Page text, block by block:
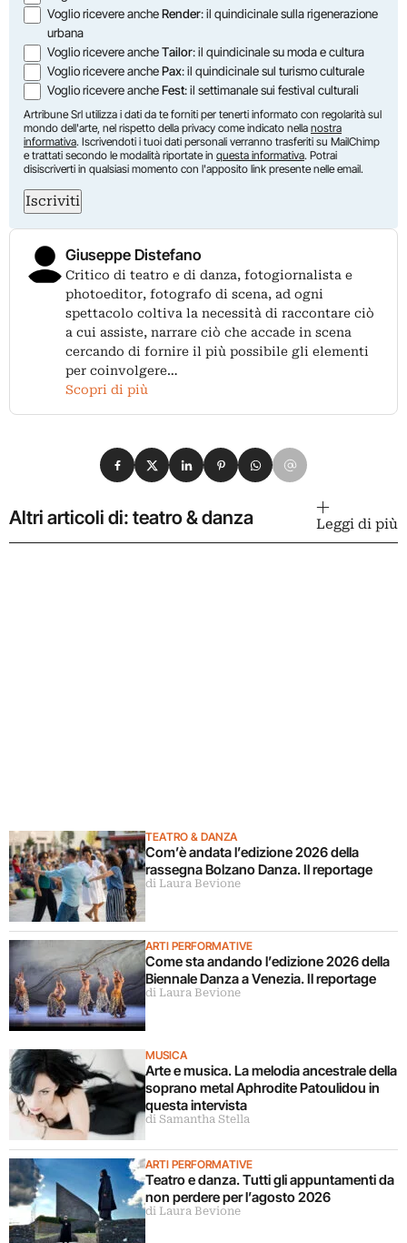
Voglio ricevere ancheRender: il quindicinale sulla rigenerazione
urbana
Voglio ricevere ancheTailor: il quindicinale su moda e cultura
Voglio ricevere anchePax: il quindicinale sul turismo culturale
Voglio ricevere ancheFest: il settimanale sui festival culturali
Artribune Srl utilizza i dati da te forniti per tenerti informato con regolarità sul
mondo dell'arte, nel rispetto della privacy come indicato nella nostra
informativa. Iscrivendoti i tuoi dati personali verranno trasferiti su MailChimp
e trattati secondo le modalità riportate in questa informativa. Potrai
disiscriverti in qualsiasi momento con l'apposito link presente nelle email.
Iscriviti
Giuseppe Distefano
Critico di teatro e di danza, fotogiornalista e
photoeditor, fotografo di scena, ad ogni
spettacolo coltiva la necessità di raccontare ciò
a cui assiste, narrare ciò che accade in scena
cercando di fornire il più possibile gli elementi
per coinvolgere…
Scopri di più
Condividi su Facebook
Condividi su X
Condividi su LinkedIn
Condividi su Pinterest
Condividi su WhatsApp
Condividi su Email
Altri articoli di: teatro & danza Leggi di più
TEATRO & DANZA
Com’è andata l’edizione 2026 della
rassegna Bolzano Danza. Il reportage
di Laura Bevione
ARTI PERFORMATIVE
Come sta andando l’edizione 2026 della
Biennale Danza a Venezia. Il reportage
di Laura Bevione
MUSICA
Arte e musica. La melodia ancestrale della
soprano metal Aphrodite Patoulidou in
questa intervista
di Samantha Stella
ARTI PERFORMATIVE
Teatro e danza. Tutti gli appuntamenti da
non perdere per l’agosto 2026
di Laura Bevione